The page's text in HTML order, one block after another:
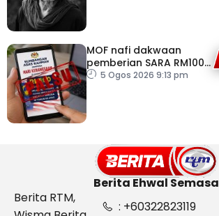
MOF nafi dakwaan
pemberian SARA RM100
sempena Hari
5 Ogos 2026 9:13 pm
Berita Ehwal Semasa
Berita RTM,
: +60322823119